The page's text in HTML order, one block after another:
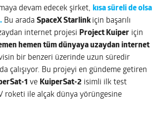
devam edecek şirket, kısa süreli de olsa
Bu arada SpaceX Starlink için başarılı
internet projesi Project Kuiper için
hemen tüm dünyaya uzaydan internet
bir benzeri üzerinde uzun süredir
da çalışıyor. Bu projeyi en gündeme getiren
1 ve KuiperSat-2 isimli ilk test
roketi ile alçak dünya yörüngesine